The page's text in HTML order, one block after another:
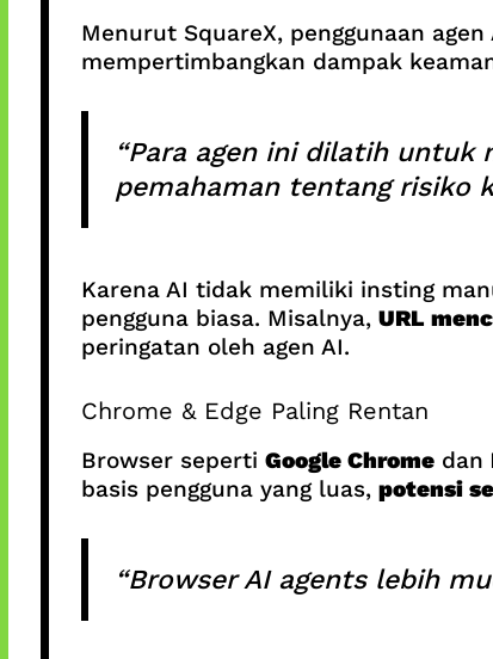
Menurut SquareX, penggunaan
mempertimbangkan dampak
“Para agen ini dilatih untuk
pemahaman tentang risiko
Karena AI tidak memiliki insting
pengguna biasa. Misalnya, URL
peringatan oleh agen AI.
Chrome & Edge Paling Rentan
Browser seperti Google Chromedan
basis pengguna yang luas, potensi
“Browser AI agents lebih